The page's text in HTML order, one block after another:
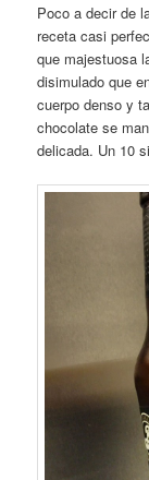
Poco a decir de
receta casi
que majestuosa
disimulado que
cuerpo denso y
chocolate se
delicada. Un 10